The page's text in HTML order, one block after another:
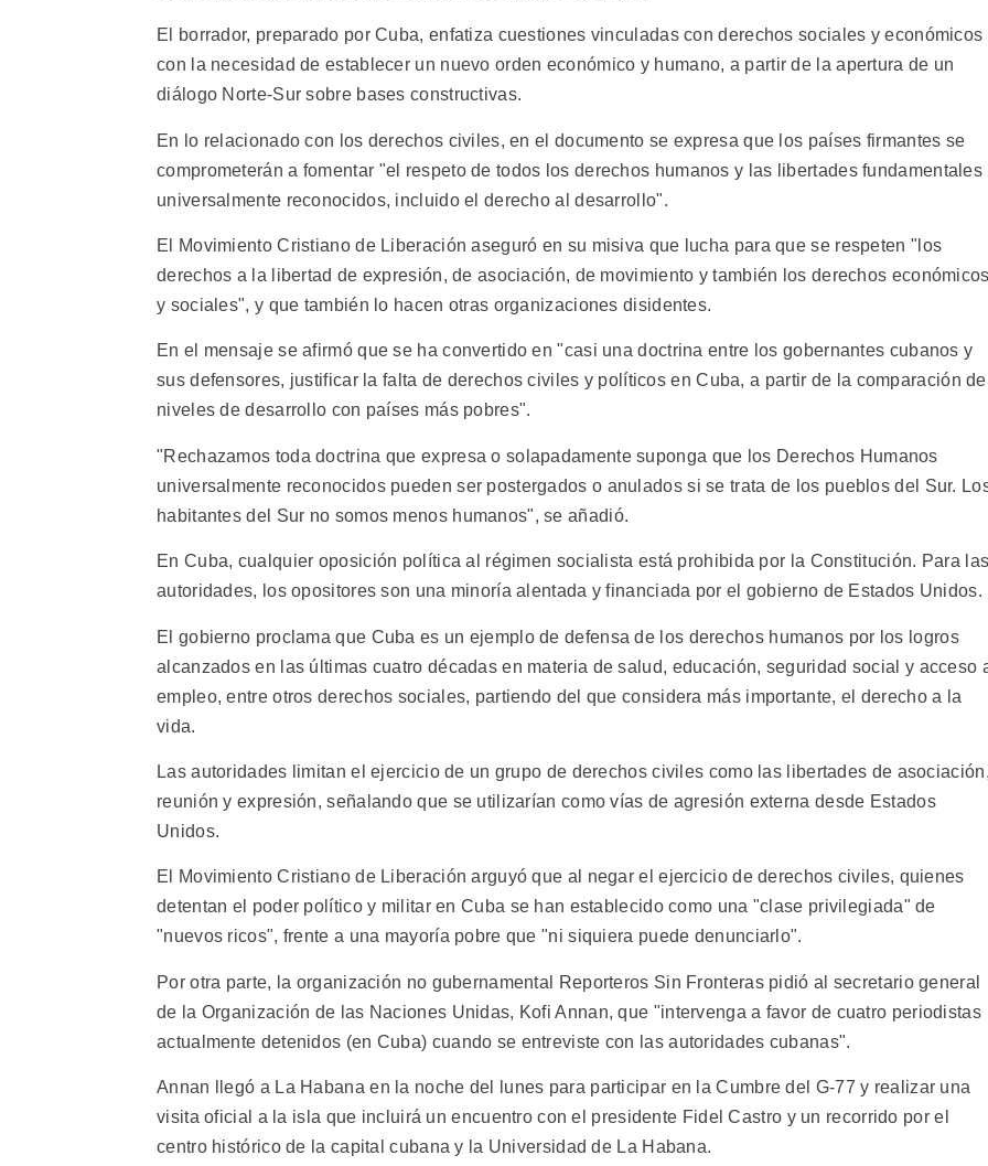
El borrador, preparado por Cuba, enfatiza cuestiones vinculadas con derechos sociales y económicos
con la necesidad de establecer un nuevo orden económico y humano, a partir de la apertura de un
diálogo Norte-Sur sobre bases constructivas.
En lo relacionado con los derechos civiles, en el documento se expresa que los países firmantes se
comprometerán a fomentar "el respeto de todos los derechos humanos y las libertades fundamentales
universalmente reconocidos, incluido el derecho al desarrollo".
El Movimiento Cristiano de Liberación aseguró en su misiva que lucha para que se respeten "los
derechos a la libertad de expresión, de asociación, de movimiento y también los derechos
y sociales", y que también lo hacen otras organizaciones disidentes.
En el mensaje se afirmó que se ha convertido en "casi una doctrina entre los gobernantes cubanos y
sus defensores, justificar la falta de derechos civiles y políticos en Cuba, a partir de la comparación de
niveles de desarrollo con países más pobres".
"Rechazamos toda doctrina que expresa o solapadamente suponga que los Derechos Humanos
universalmente reconocidos pueden ser postergados o anulados si se trata de los pueblos del Sur.
habitantes del Sur no somos menos humanos", se añadió.
En Cuba, cualquier oposición política al régimen socialista está prohibida por la Constitución. Para
autoridades, los opositores son una minoría alentada y financiada por el gobierno de Estados Unidos.
El gobierno proclama que Cuba es un ejemplo de defensa de los derechos humanos por los logros
alcanzados en las últimas cuatro décadas en materia de salud, educación, seguridad social y acceso
empleo, entre otros derechos sociales, partiendo del que considera más importante, el derecho a la
vida.
Las autoridades limitan el ejercicio de un grupo de derechos civiles como las libertades de
reunión y expresión, señalando que se utilizarían como vías de agresión externa desde Estados
Unidos.
El Movimiento Cristiano de Liberación arguyó que al negar el ejercicio de derechos civiles, quienes
detentan el poder político y militar en Cuba se han establecido como una "clase privilegiada" de
"nuevos ricos", frente a una mayoría pobre que "ni siquiera puede denunciarlo".
Por otra parte, la organización no gubernamental Reporteros Sin Fronteras pidió al secretario general
de la Organización de las Naciones Unidas, Kofi Annan, que "intervenga a favor de cuatro periodistas
actualmente detenidos (en Cuba) cuando se entreviste con las autoridades cubanas".
Annan llegó a La Habana en la noche del lunes para participar en la Cumbre del G-77 y realizar una
visita oficial a la isla que incluirá un encuentro con el presidente Fidel Castro y un recorrido por el
centro histórico de la capital cubana y la Universidad de La Habana.